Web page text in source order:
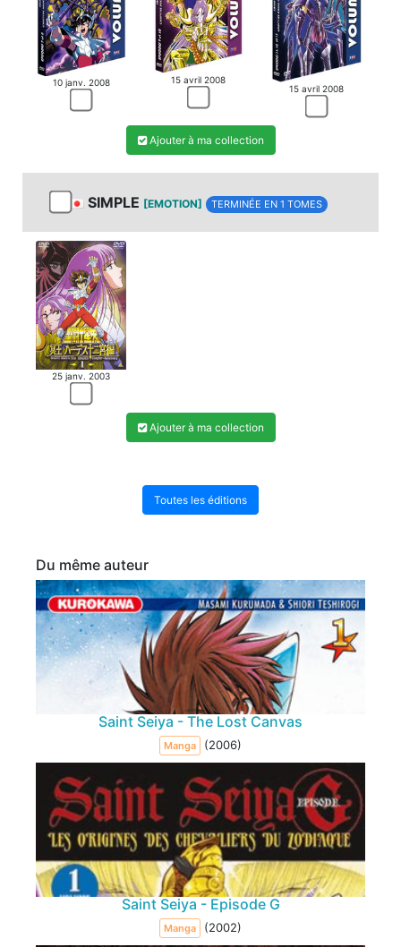
10 janv. 2008 15 avril 2008
15 avril 2008
Ajouter à ma collection
SIMPLE [EMOTION] TERMINÉE EN 1 TOMES
25 janv. 2003
Ajouter à ma collection
Toutes les éditions
Du même auteur
Saint Seiya - The Lost Canvas
Manga (2006)
Saint Seiya - Episode G
Manga (2002)